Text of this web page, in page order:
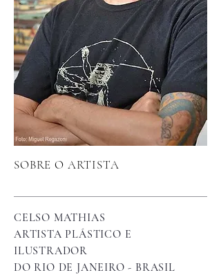
SOBRE O ARTISTA
CELSO MATHIAS
ARTISTA PLÁSTICO E
ILUSTRADOR
DO RIO DE JANEIRO - BRASIL